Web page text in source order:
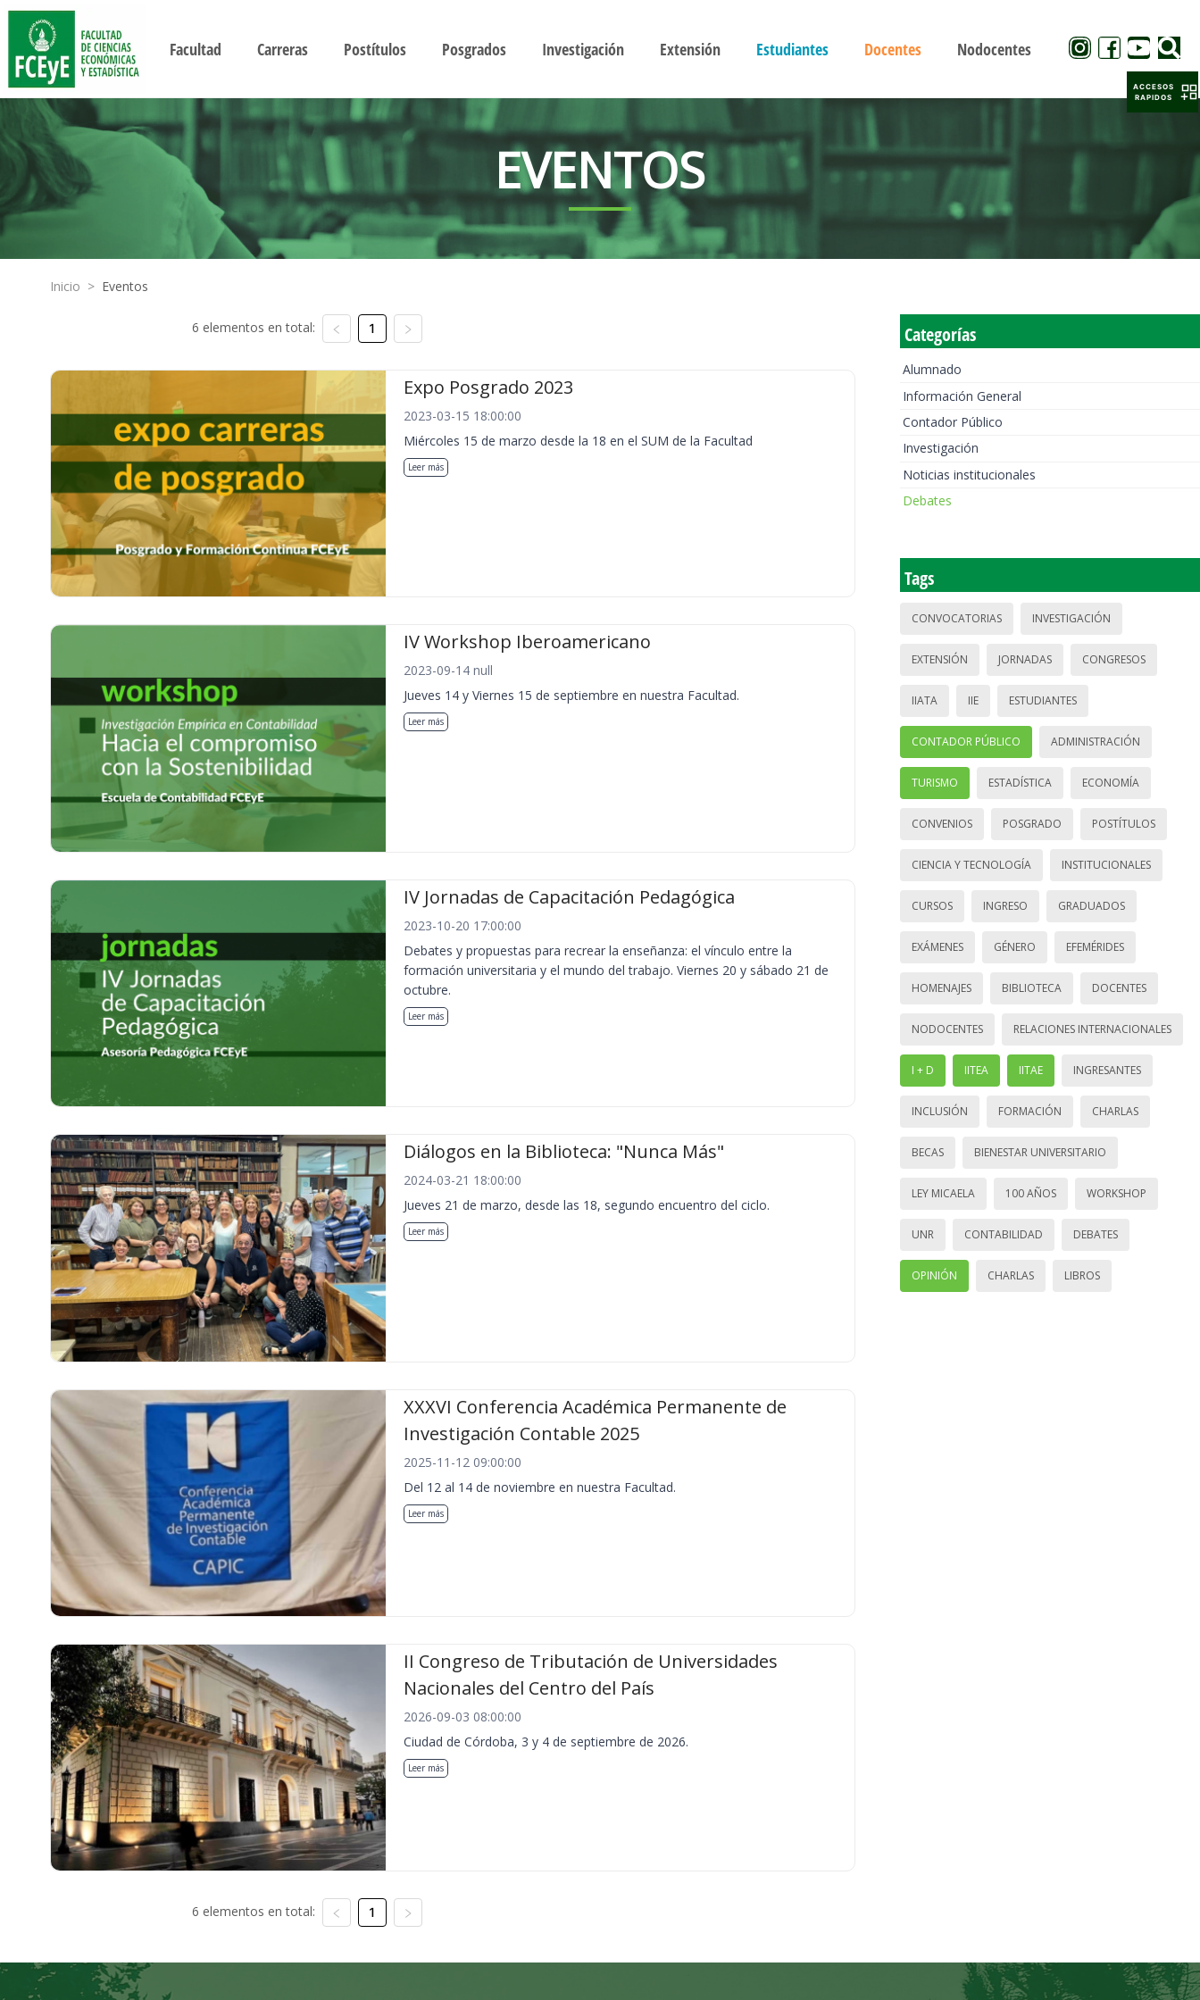
Facultad Carreras Postítulos Posgrados Investigación Extensión Estudiantes Docentes Nodocentes
EVENTOS
Inicio > Eventos
6 elementos en total: 1
Expo Posgrado 2023
2023-03-15 18:00:00
Miércoles 15 de marzo desde la 18 en el SUM de la Facultad
Leer más
IV Workshop Iberoamericano
2023-09-14 null
Jueves 14 y Viernes 15 de septiembre en nuestra Facultad.
Leer más
IV Jornadas de Capacitación Pedagógica
2023-10-20 17:00:00
Debates y propuestas para recrear la enseñanza: el vínculo entre la
formación universitaria y el mundo del trabajo. Viernes 20 y sábado 21 de
octubre.
Leer más
Diálogos en la Biblioteca: "Nunca Más"
2024-03-21 18:00:00
Jueves 21 de marzo, desde las 18, segundo encuentro del ciclo.
Leer más
XXXVI Conferencia Académica Permanente de
Investigación Contable 2025
2025-11-12 09:00:00
Del 12 al 14 de noviembre en nuestra Facultad.
Leer más
II Congreso de Tributación de Universidades
Nacionales del Centro del País
2026-09-03 08:00:00
Ciudad de Córdoba, 3 y 4 de septiembre de 2026.
Leer más
6 elementos en total: 1
Categorías
Alumnado
Información General
Contador Público
Investigación
Noticias institucionales
Debates
Tags
CONVOCATORIAS INVESTIGACIÓN
EXTENSIÓN JORNADAS CONGRESOS
IIATA IIE ESTUDIANTES
CONTADOR PÚBLICO ADMINISTRACIÓN
TURISMO ESTADÍSTICA ECONOMÍA
CONVENIOS POSGRADO POSTÍTULOS
CIENCIA Y TECNOLOGÍA INSTITUCIONALES
CURSOS INGRESO GRADUADOS
EXÁMENES GÉNERO EFEMÉRIDES
HOMENAJES BIBLIOTECA DOCENTES
NODOCENTES RELACIONES INTERNACIONALES
I + D IITEA IITAE INGRESANTES
INCLUSIÓN FORMACIÓN CHARLAS
BECAS BIENESTAR UNIVERSITARIO
LEY MICAELA 100 AÑOS WORKSHOP
UNR CONTABILIDAD DEBATES
OPINIÓN CHARLAS LIBROS
ACCESOS
RAPIDOS